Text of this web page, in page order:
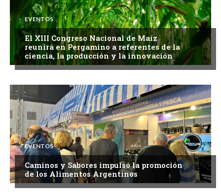
EVENTOS
El XIII Congreso Nacional de Maíz
reunirá en Pergamino a referentes de la
ciencia, la producción y la innovación
EVENTOS
Caminos y Sabores impulsó la promoción
de los Alimentos Argentinos